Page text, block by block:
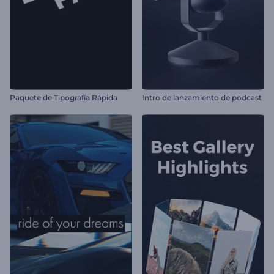
Paquete de Tipografía Rápida Intro de lanzamiento de podcast